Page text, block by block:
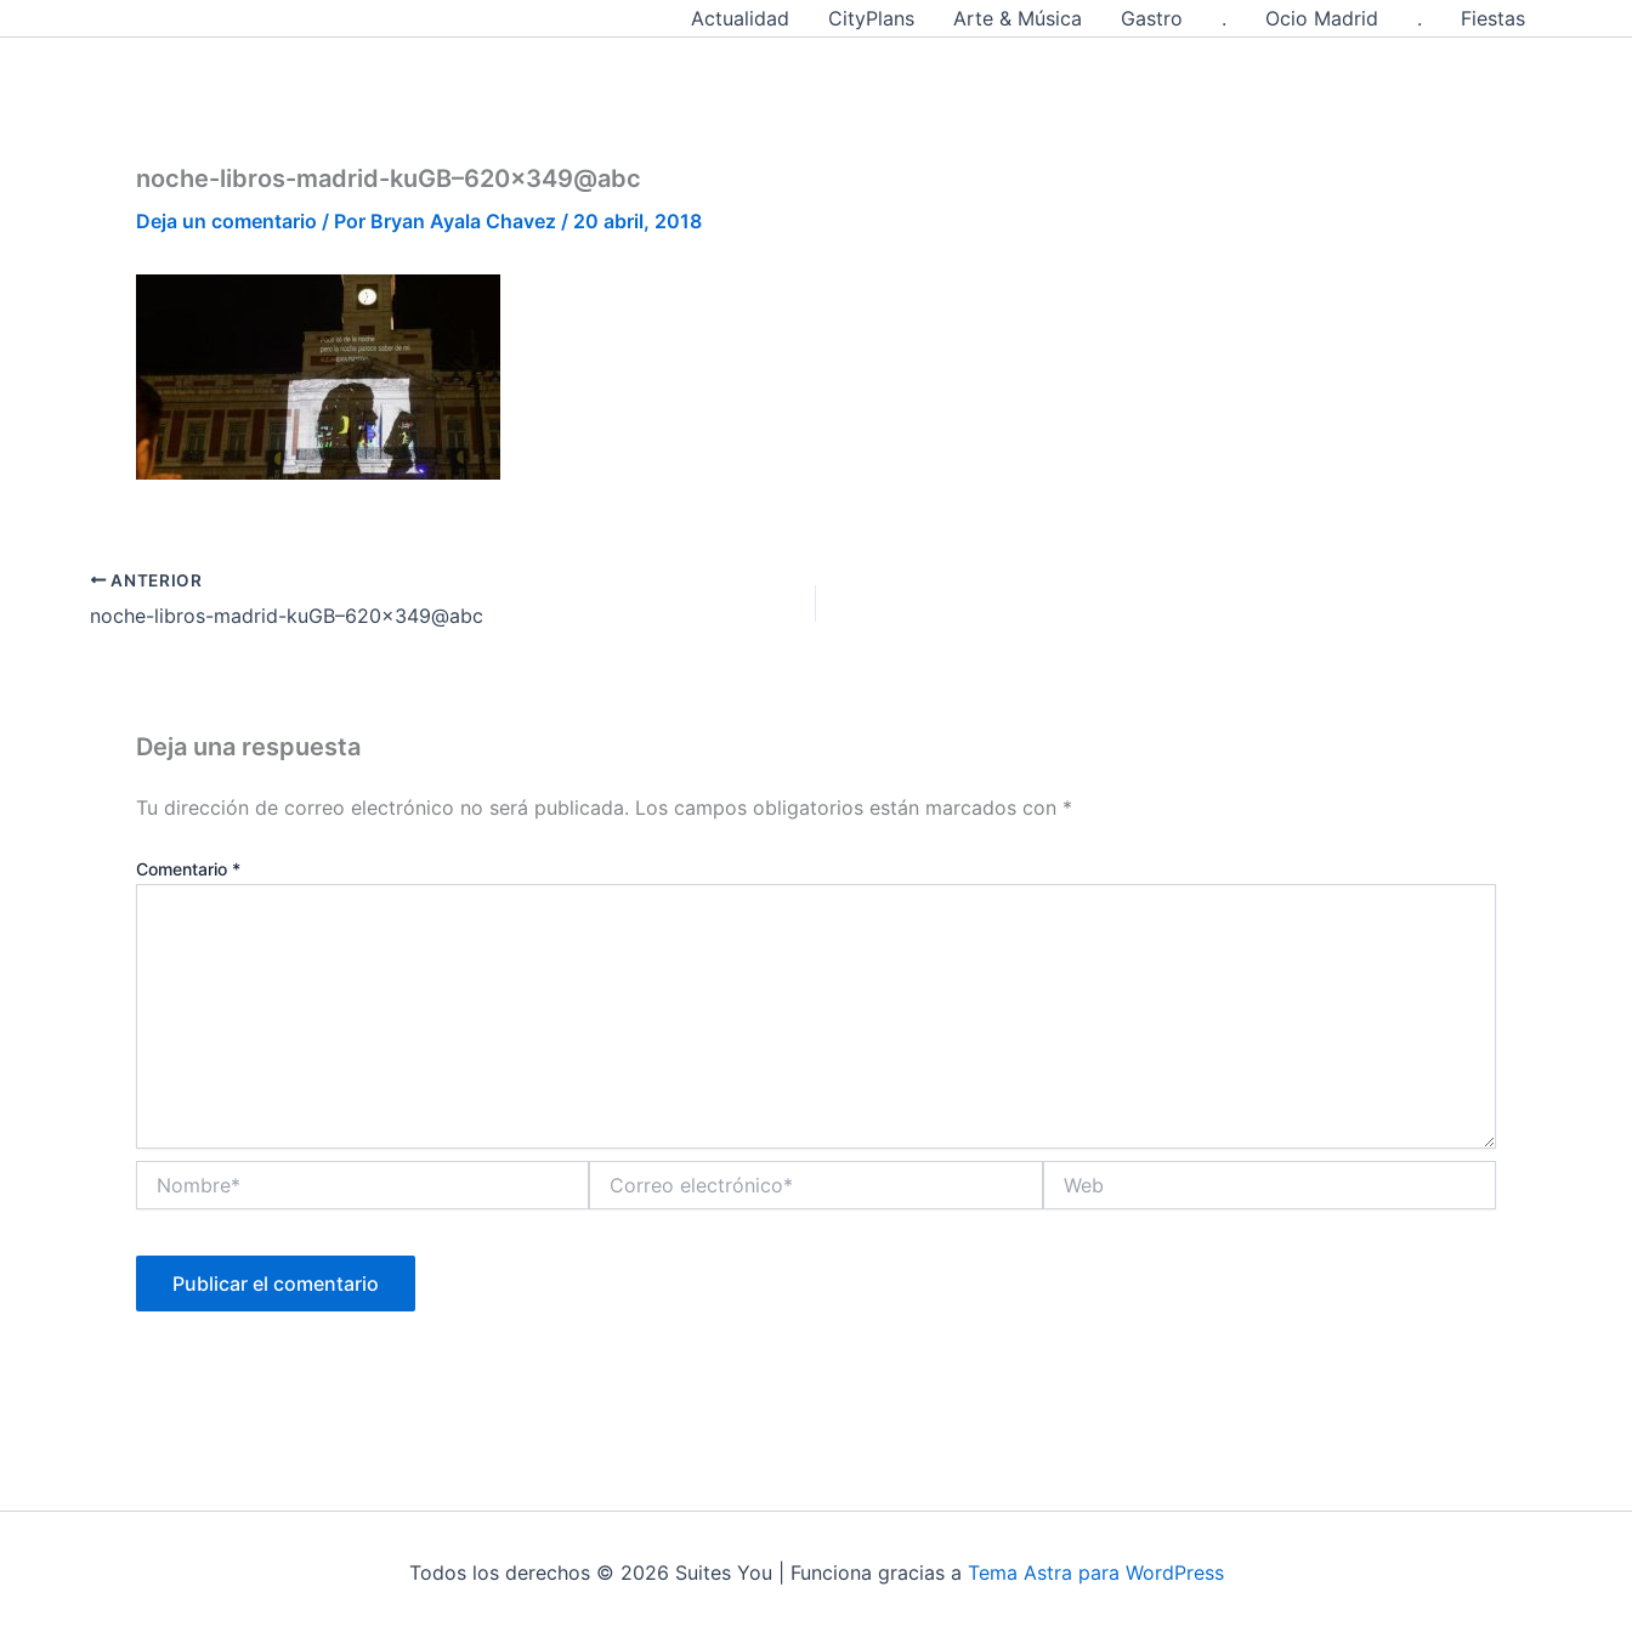
Actualidad CityPlans Arte & Música Gastro . Ocio Madrid . Fiestas
noche-libros-madrid-kuGB–620×349@abc
Deja un comentario / Por Bryan Ayala Chavez / 20 abril, 2018
ANTERIOR
noche-libros-madrid-kuGB–620×349@abc
Deja una respuesta
Tu dirección de correo electrónico no será publicada. Los campos obligatorios están marcados con *
Comentario *
electrónico*
Todos los derechos © 2026 Suites You | Funciona gracias a Tema Astra para WordPress